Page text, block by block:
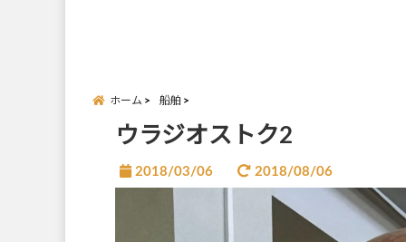
ホーム 船舶
ウラジオストク2
2018/03/06 2018/08/06